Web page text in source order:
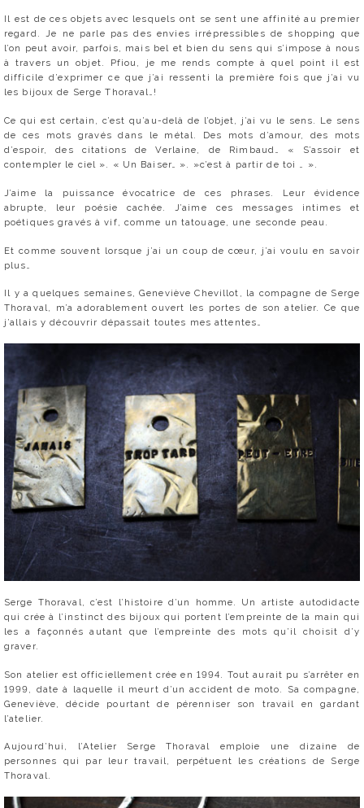
Il est de ces objets avec lesquels ont se sent une affinité au premier
regard. Je ne parle pas des envies irrépressibles de shopping que
l’on peut avoir, parfois, mais bel et bien du sens qui s’impose à nous
à travers un objet. Pfiou, je me rends compte à quel point il est
difficile d’exprimer ce que j’ai ressenti la première fois que j’ai vu
les bijoux de Serge Thoraval…!
Ce qui est certain, c’est qu’au-delà de l’objet, j’ai vu le sens. Le sens
de ces mots gravés dans le métal. Des mots d’amour, des mots
d’espoir, des citations de Verlaine, de Rimbaud… « S’assoir et
contempler le ciel ». « Un Baiser… ». »c’est à partir de toi … ».
J’aime la puissance évocatrice de ces phrases. Leur évidence
abrupte, leur poésie cachée. J’aime ces messages intimes et
poétiques gravés à vif, comme un tatouage, une seconde peau.
Et comme souvent lorsque j’ai un coup de cœur, j’ai voulu en savoir
plus…
Il y a quelques semaines, Geneviève Chevillot, la compagne de Serge
Thoraval, m’a adorablement ouvert les portes de son atelier. Ce que
j’allais y découvrir dépassait toutes mes attentes…
Serge Thoraval, c’est l’histoire d’un homme. Un artiste autodidacte
qui crée à l’instinct des bijoux qui portent l’empreinte de la main qui
les a façonnés autant que l’empreinte des mots qu’il choisit d’y
graver.
Son atelier est officiellement crée en 1994. Tout aurait pu s’arrêter en
1999, date à laquelle il meurt d’un accident de moto. Sa compagne,
Geneviève, décide pourtant de pérenniser son travail en gardant
l’atelier.
Aujourd’hui, l’Atelier Serge Thoraval emploie une dizaine de
personnes qui par leur travail, perpétuent les créations de Serge
Thoraval.